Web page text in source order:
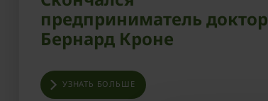
предприниматель доктор
Бернард Кроне
УЗНАТЬ БОЛЬШЕ